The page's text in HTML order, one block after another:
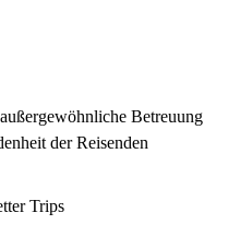
Betreuung
der Reisenden
Trips